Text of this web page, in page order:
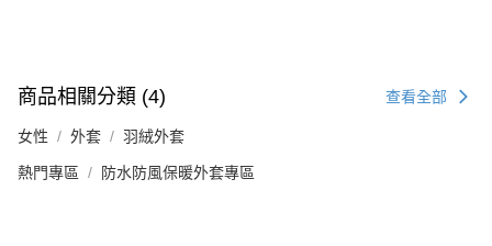
商品相關分類 (4) 查看全部
女性 外套 羽絨外套
熱門專區 防水防風保暖外套專區